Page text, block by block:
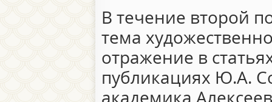
В течение второй
тема
отражение в
публикациях Ю.А.
академика